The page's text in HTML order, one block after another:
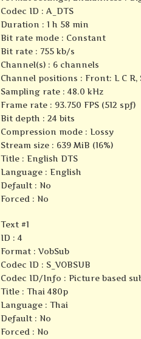
Codec ID : A_DTS
Duration : 1 h 58 min
Bit rate mode : Constant
Bit rate : 755 kb/s
Channel(s) : 6 channels
Channel positions : Front: L C R,
Sampling rate : 48.0 kHz
Frame rate : 93.750 FPS (512 spf)
Bit depth : 24 bits
Compression mode : Lossy
Stream size : 639 MiB (16%)
Title : English DTS
Language : English
Default : No
Forced : No
Text #1
ID : 4
Format : VobSub
Codec ID : S_VOBSUB
Codec ID/Info : Picture based
Title : Thai 480p
Language : Thai
Default : No
Forced : No